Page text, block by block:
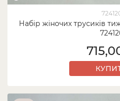
Набір жіночих трусиків